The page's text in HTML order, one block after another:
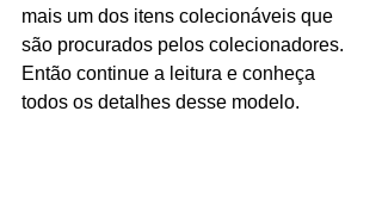
mais um dos itens colecionáveis que
são procurados pelos colecionadores.
Então continue a leitura e conheça
todos os detalhes desse modelo.